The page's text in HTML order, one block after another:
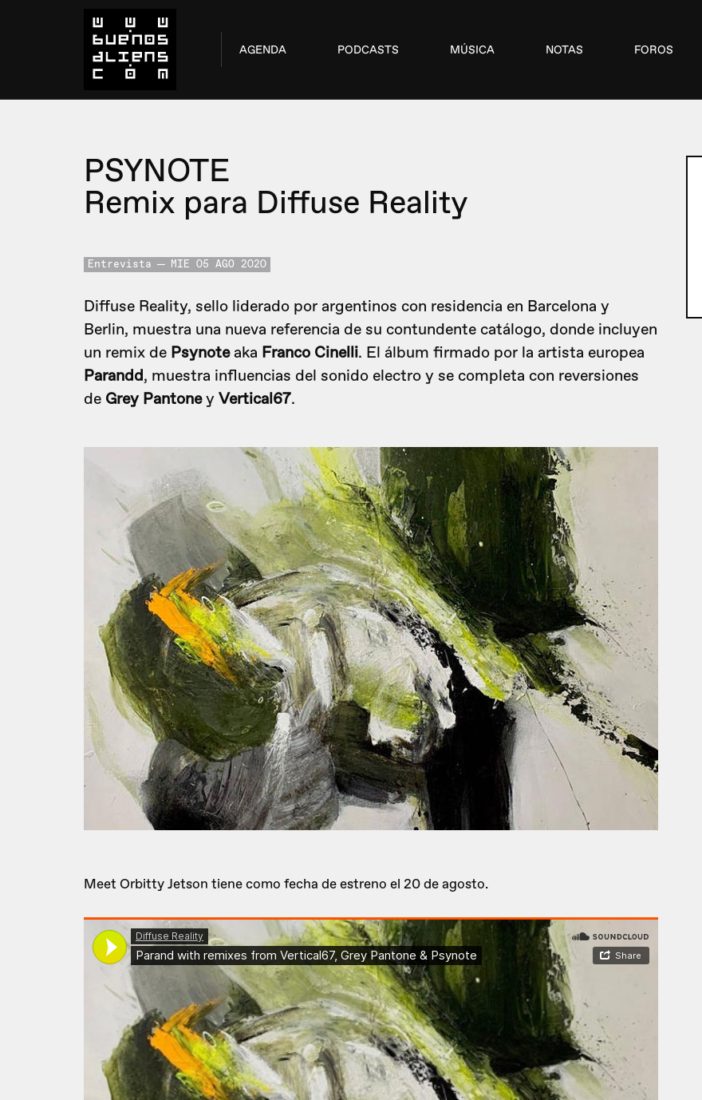
AGENDA PODCASTS MÚSICA NOTAS FOROS
PSYNOTE
Remix para Diffuse Reality
Entrevista MIE 05 AGO 2020
Diffuse Reality, sello liderado por argentinos con residencia en Barcelona y
Berlin, muestra una nueva referencia de su contundente catálogo, donde incluyen
un remix de Psynoteaka Franco Cinelli. El álbum firmado por la artista europea
Parandd, muestra influencias del sonido electro y se completa con reversiones
de Grey Pantoney Vertical67.
Meet Orbitty Jetson tiene como fecha de estreno el 20 de agosto.